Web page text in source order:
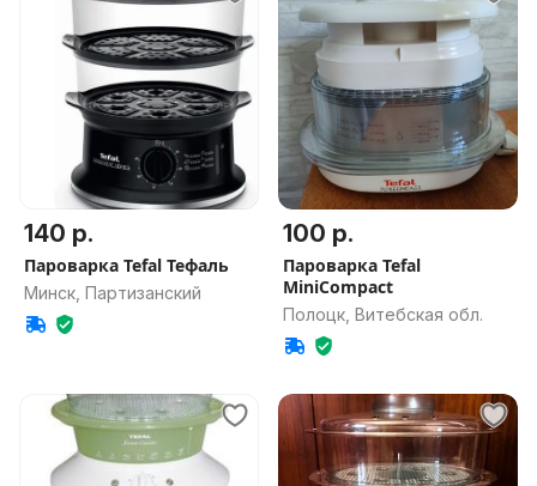
140 р.
Пароварка Tefal Тефаль
Минск, Партизанский
100 р.
Пароварка Tefal
MiniCompact
Полоцк, Витебская обл.